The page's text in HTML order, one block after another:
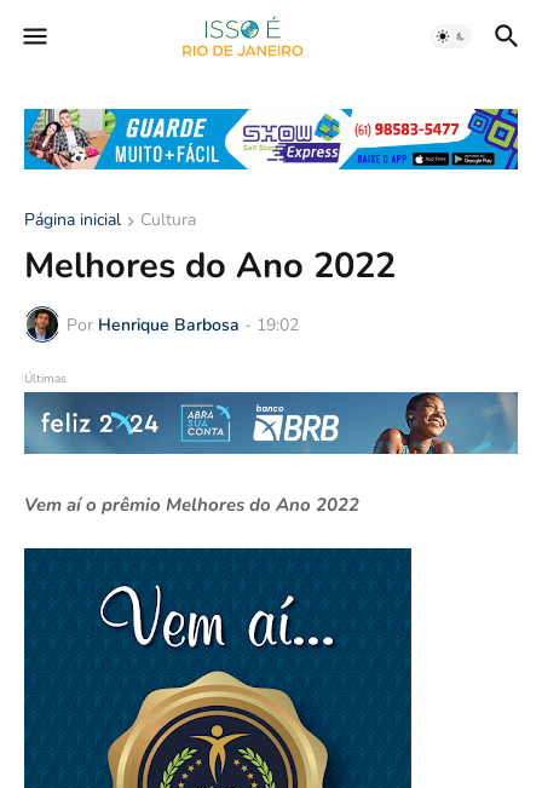
Página inicial Cultura
Melhores do Ano 2022
Por Henrique Barbosa - 19:02
Últimas
Vem aí o prêmio Melhores do Ano 2022